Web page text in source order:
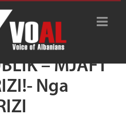
– MJAFT
Nga